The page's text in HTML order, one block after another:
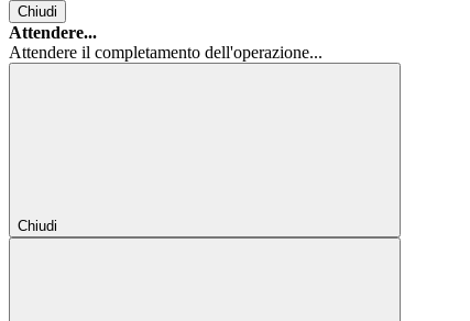
Chiudi
Attendere...
Attendere il completamento dell'operazione...
Chiudi